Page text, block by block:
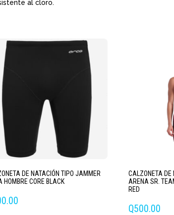
al cloro.
DE NATACIÓN TIPO JAMMER
HOMBRE CORE BLACK
CALZONETA DE
ARENA SR.
RED
Q500.00